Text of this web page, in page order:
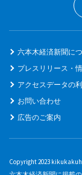
六本木経済新聞に
プレスリリース・
アクセスデータの
お問い合わせ
広告のご案内
Copyright 2023